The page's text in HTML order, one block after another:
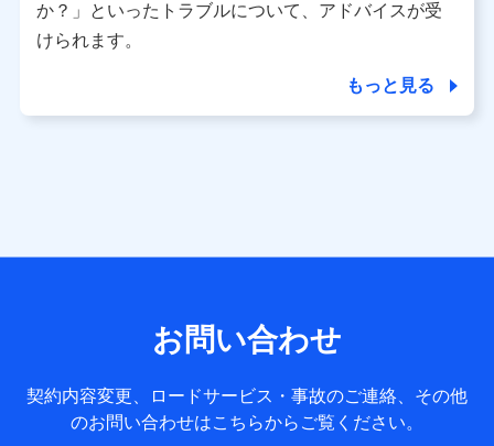
※ dポイントクラブ会員ではないお客さま（2019年12月11
日以降、一度もdポイントクラブ会員であったことがないお
個人データは、こちら の利用目的の範囲内に限って共同利
用します。
サービス提供等を通じて取得した、以下の情報などの個人デ
基本情報
氏名、電話番号、メールアドレス、お客さまの識別子、
属性、連絡先、dポイントサービスのご利用に関する情
か？」といったトラブルについて、アドバイスが受
けられます。
もっと見る
お問い合わせ
契約内容変更、ロードサービス・事故のご連絡、その他
のお問い合わせはこちらからご覧ください。